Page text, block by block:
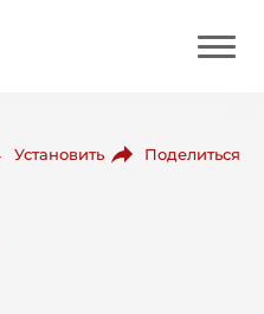
Установить Поделиться